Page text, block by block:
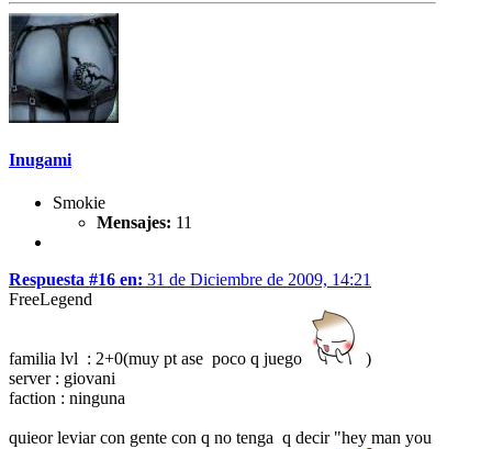
Inugami
Smokie
Mensajes: 11
Respuesta #16 en: 31 de Diciembre de 2009, 14:21
FreeLegend
familia lvl : 2+0(muy pt ase poco q juego
)
server : giovani
faction : ninguna
quieor leviar con gente con q no tenga q decir "hey man you